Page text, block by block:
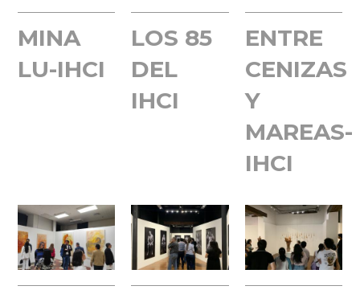
MINA
LU-IHCI
LOS 85
DEL
IHCI
ENTRE
CENIZAS
Y
MAREAS-
IHCI